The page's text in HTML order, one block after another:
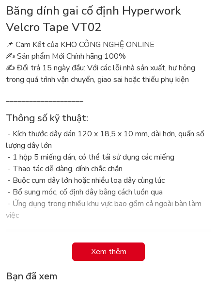
Băng dính gai cố định Hyperwork
Velcro Tape VT02
📌 Cam Kết của KHO CÔNG NGHỆ ONLINE
✍️ Sản phẩm Mới Chính hãng 100%
✍️ Đổi trả 15 ngày đầu: Với các lỗi nhà sản xuất, hư hỏng
trong quá trình vận chuyển, giao sai hoặc thiếu phụ kiện
____________________
Thông số kỹ thuật:
- Kích thước dây dán 120 x 18,5 x 10 mm, dài hơn, quấn số
lượng dây lớn
- 1 hộp 5 miếng dán, có thể tái sử dụng các miếng
- Thao tác dễ dàng, dính chắc chắn
- Buộc cụm dây lớn hoặc nhiều loạ dây cùng lúc
- Bổ sung móc, cố định dây bằng cách luồn qua
- Ứng dụng trong nhiều khu vực bao gồm cả ngoài bàn làm
việc
Xem thêm
Bạn đã xem